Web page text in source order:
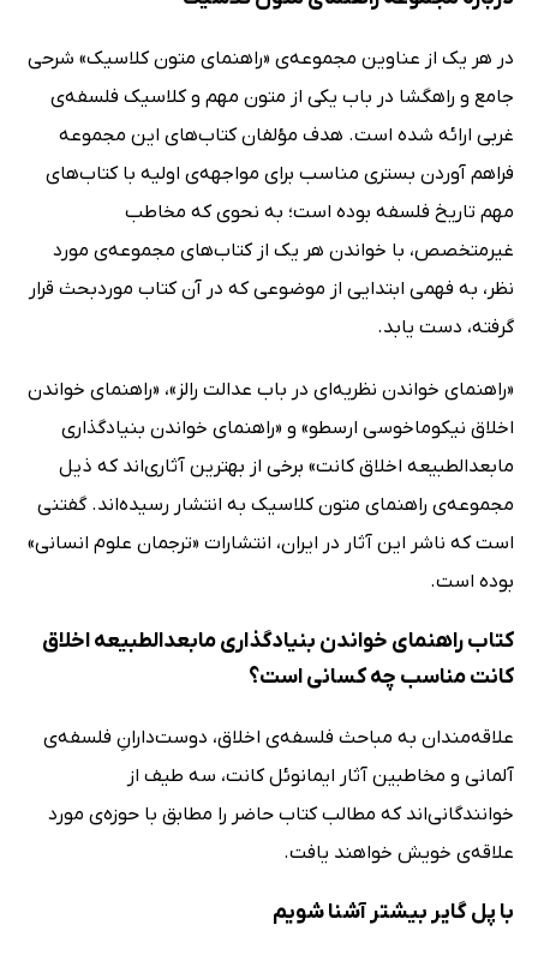
در هر یک از عناوین مجموعه‌ی «راهنمای متون کلاسیک» شرحی
جامع و راهگشا در باب یکی از متون مهم و کلاسیک فلسفه‌ی
غربی ارائه شده است. هدف مؤلفان کتاب‌های این مجموعه
فراهم آوردن بستری مناسب برای مواجهه‌ی اولیه با کتاب‌های
مهم تاریخ فلسفه بوده است؛ به نحوی که مخاطب
غیرمتخصص، با خواندن هر یک از کتاب‌های مجموعه‌ی مورد
نظر، به فهمی ابتدایی از موضوعی که در آن کتاب موردبحث قرار
گرفته، دست یابد.
«راهنمای خواندن نظریه‌ای در باب عدالت رالز»، «راهنمای خواندن
اخلاق نیکوماخوسی ارسطو» و «راهنمای خواندن بنیادگذاری
مابعدالطبیعه اخلاق کانت» برخی از بهترین آثاری‌اند که ذیل
مجموعه‌ی راهنمای متون کلاسیک به انتشار رسیده‌اند. گفتنی
است که ناشر این آثار در ایران، انتشارات «ترجمان علوم انسانی»
بوده است.
کتاب راهنمای خواندن بنیادگذاری مابعدالطبیعه اخلاق
کانت مناسب چه کسانی است؟
علاقه‌مندان به مباحث فلسفه‌ی اخلاق، دوست‌دارانِ فلسفه‌ی
آلمانی و مخاطبین آثار ایمانوئل کانت، سه طیف از
خوانندگانی‌اند که مطالب کتاب حاضر را مطابق با حوزه‌ی مورد
علاقه‌ی خویش خواهند یافت.
با پل گایر بیشتر آشنا شویم